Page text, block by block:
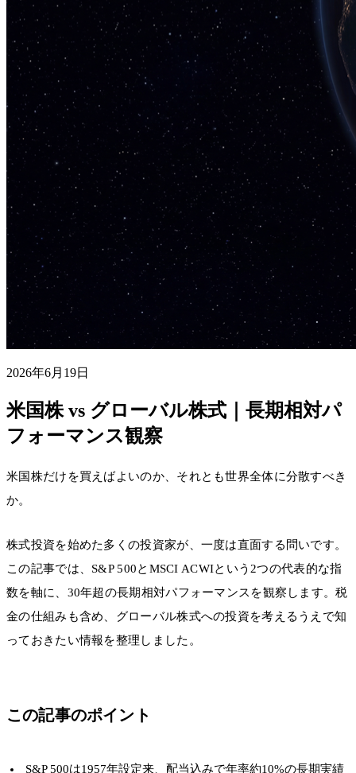
2026年6月19日
米国株 vs グローバル株式｜長期相対パ
フォーマンス観察
米国株だけを買えばよいのか、それとも世界全体に分散すべき
か。
株式投資を始めた多くの投資家が、一度は直面する問いです。
この記事では、S&P 500とMSCI ACWIという2つの代表的な指
数を軸に、30年超の長期相対パフォーマンスを観察します。税
金の仕組みも含め、グローバル株式への投資を考えるうえで知
っておきたい情報を整理しました。
この記事のポイント
S&P 500は1957年設定来、配当込みで年率約10%の長期実績